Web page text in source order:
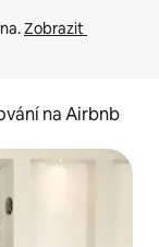
Zobrazit
na Airbnb